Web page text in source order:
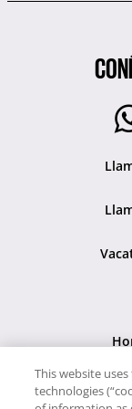
Usamos
This website
technologies